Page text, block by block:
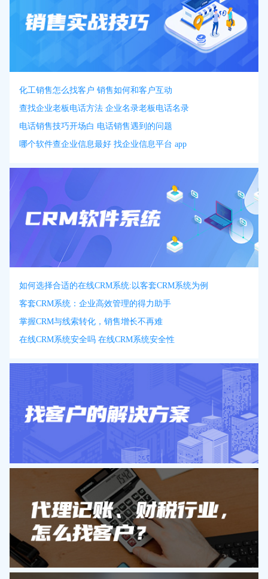
化工销售怎么找客户 销售如何和客户互动
查找企业老板电话方法 企业名录老板电话名录
电话销售技巧开场白 电话销售遇到的问题
哪个软件查企业信息最好 找企业信息平台 app
如何选择合适的在线CRM系统:以客套CRM系统为例
客套CRM系统：企业高效管理的得力助手
掌握CRM与线索转化，销售增长不再难
在线CRM系统安全吗 在线CRM系统安全性